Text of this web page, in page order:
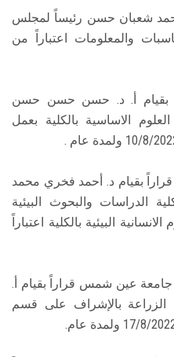
محمد شعبان حسن رئيساً لمجلس
والمعلومات اعتباراً من
بقيام أ. د. حسن حسن حسن
الاساسية بالكلية بعمل
بقيام د. أحمد فخري محمد
الدراسات والبحوث البيئية
البيئية بالكلية اعتباراً
عين شمس قراراً بقيام أ.
الزراعة بالإشراف على قسم